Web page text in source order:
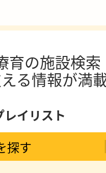
育の施設検索
る情報が満
レイリスト
探す